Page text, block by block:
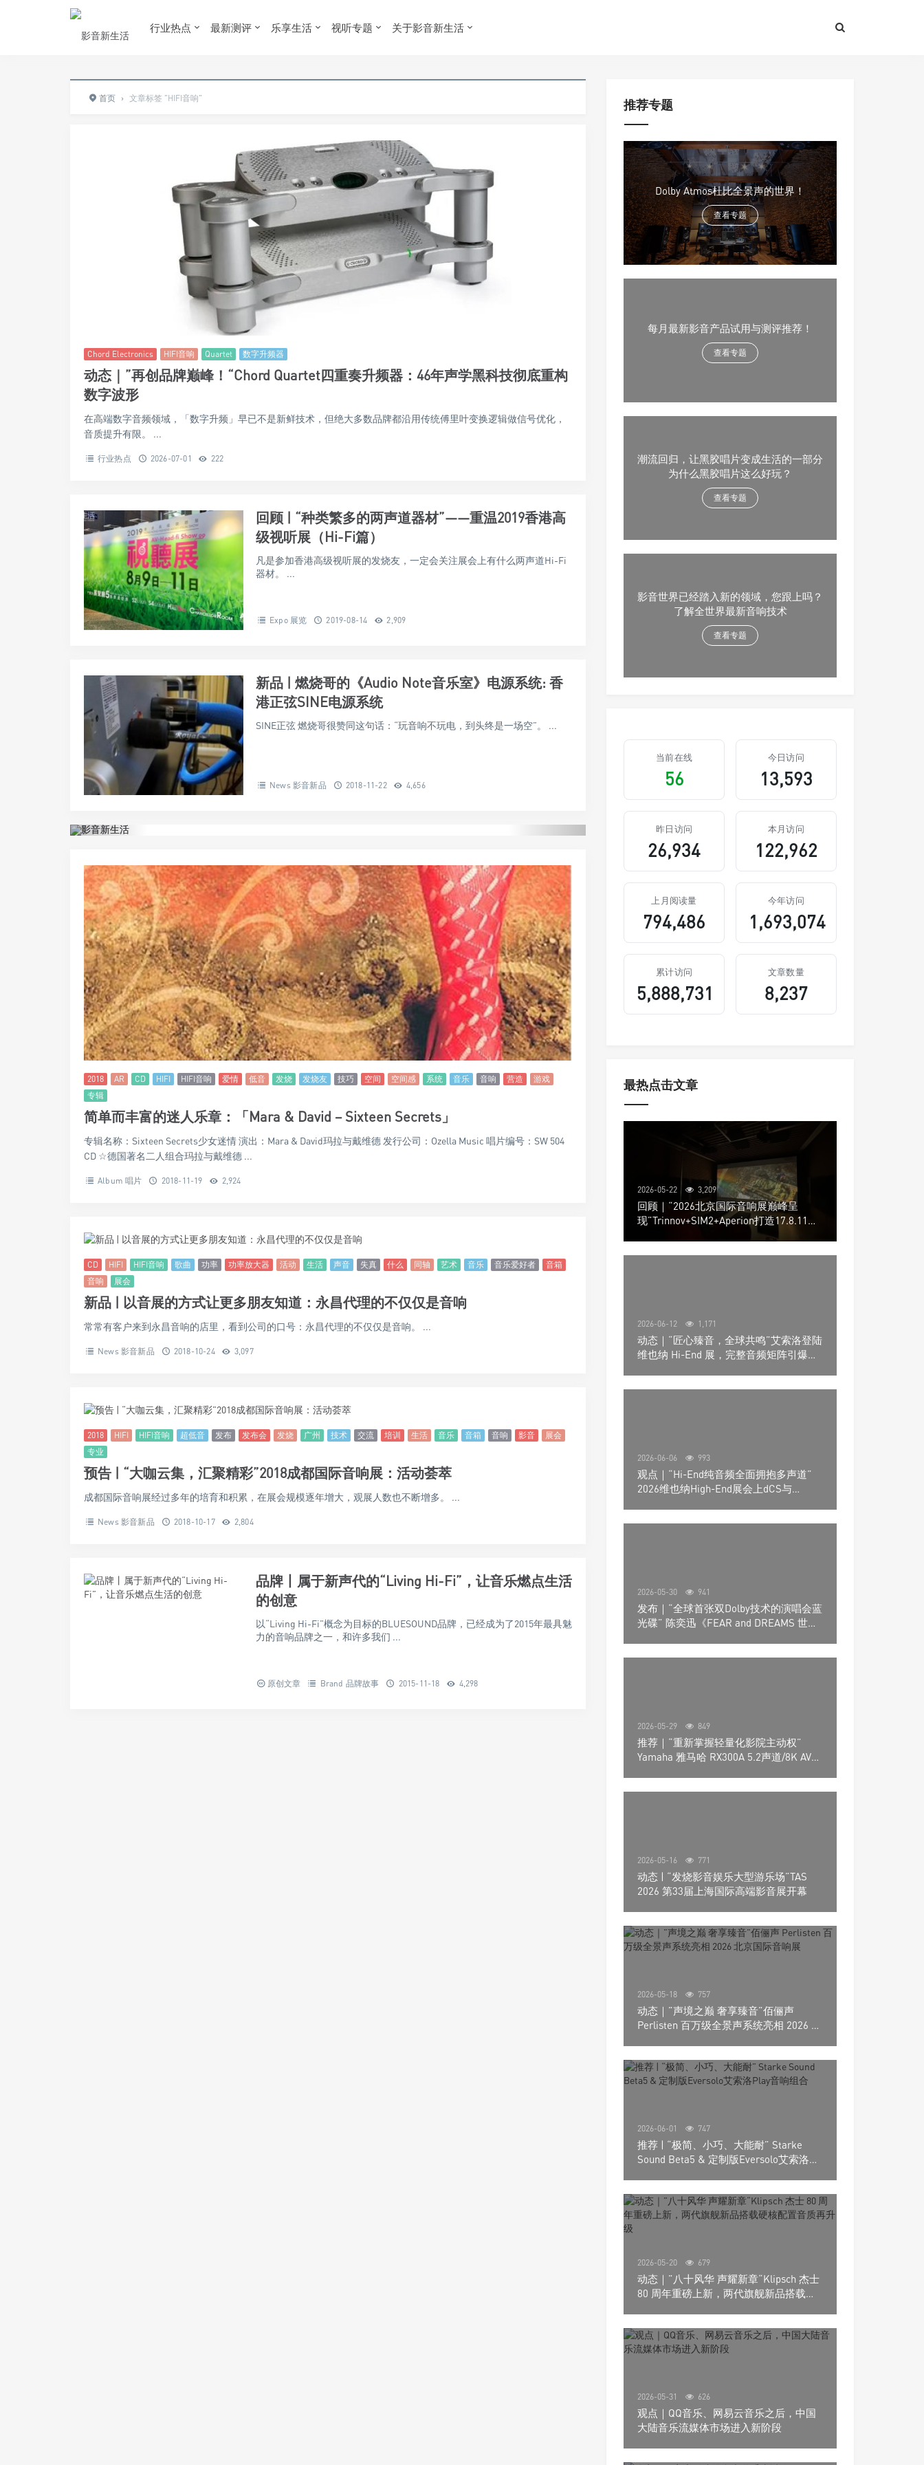
行业热点 最新测评 乐享生活 视听专题 关于影音新生活
首页 › 文章标签 "HIFI音响"
Chord Electronics HIFI音响 Quartet 数字升频器
动态｜”再创品牌巅峰！“Chord Quartet四重奏升频器：46年声学黑科技彻底重构
数字波形
在高端数字音频领域，「数字升频」早已不是新鲜技术，但绝大多数品牌都沿用传统傅里叶变换逻辑做信号优化，
音质提升有限。 ...
行业热点 2026-07-01 222
回顾 | “种类繁多的两声道器材”——重温2019香港高
级视听展（Hi-Fi篇）
凡是参加香港高级视听展的发烧友，一定会关注展会上有什么两声道Hi-Fi
器材。 ...
Expo 展览 2019-08-14 2,909
新品 | 燃烧哥的《Audio Note音乐室》电源系统: 香
港正弦SINE电源系统
SINE正弦 燃烧哥很赞同这句话：“玩音响不玩电，到头终是一场空”。 ...
News 影音新品 2018-11-22 4,656
2018 AR CD HIFI HIFI音响 爱情 低音 发烧 发烧友 技巧 空间 空间感 系统 音乐 音响 营造
游戏
专辑
简单而丰富的迷人乐章：「Mara & David – Sixteen Secrets」
专辑名称：Sixteen Secrets少女迷情 演出：Mara & David玛拉与戴维德 发行公司：Ozella Music 唱片编号：SW 504
CD ☆德国著名二人组合玛拉与戴维德 ...
Album 唱片 2018-11-19 2,924
音响
展会
新品 | 以音展的方式让更多朋友知道：永昌代理的不仅仅是音响
常常有客户来到永昌音响的店里，看到公司的口号：永昌代理的不仅仅是音响。 ...
专业
预告 | “大咖云集，汇聚精彩”2018成都国际音响展：活动荟萃
成都国际音响展经过多年的培育和积累，在展会规模逐年增大，观展人数也不断增多。 ...
的创意
以“Living Hi-Fi”概念为目标的BLUESOUND品牌，已经成为了2015年最具魅
力的音响品牌之一，和许多我们 ...
推荐专题
Dolby Atmos杜比全景声的世界！
查看专题
每月最新影音产品试用与测评推荐！
查看专题
潮流回归，让黑胶唱片变成生活的一部分
为什么黑胶唱片这么好玩？
查看专题
影音世界已经踏入新的领域，您跟上吗？
了解全世界最新音响技术
查看专题
当前在线
56
今日访问
13,593
昨日访问
26,934
本月访问
122,962
上月阅读量
794,486
今年访问
1,693,074
累计访问
5,888,731
文章数量
8,237
最热点击文章
2026-05-22 3,209
回顾｜“2026北京国际音响展巅峰呈
现”Trinnov+SIM2+Aperion打造17.8.11声
2026-06-12 1,171
动态｜“匠心臻音，全球共鸣”艾索洛登陆
维也纳 Hi-End 展，完整音频矩阵引爆关
2026-06-06 993
观点｜“Hi-End纯音频全面拥抱多声道”
2026维也纳High-End展会上dCS与
2026-05-30 941
发布｜“全球首张双Dolby技术的演唱会蓝
光碟” 陈奕迅《FEAR and DREAMS 世界
2026-05-29 849
推荐｜“重新掌握轻量化影院主动权”
Yamaha 雅马哈 RX300A 5.2声道/8K AV放
2026-05-16 771
动态 | “发烧影音娱乐大型游乐场”TAS
2026 第33届上海国际高端影音展开幕
2026-05-18 757
动态｜”声境之巅 奢享臻音”佰俪声
Perlisten 百万级全景声系统亮相 2026 北
2026-06-01 747
推荐 | “极简、小巧、大能耐” Starke
Sound Beta5 & 定制版Eversolo艾索洛
2026-05-20 679
动态｜”八十风华 声耀新章“Klipsch 杰士
80 周年重磅上新，两代旗舰新品搭载硬
2026-05-31 626
观点｜QQ音乐、网易云音乐之后，中国
大陆音乐流媒体市场进入新阶段